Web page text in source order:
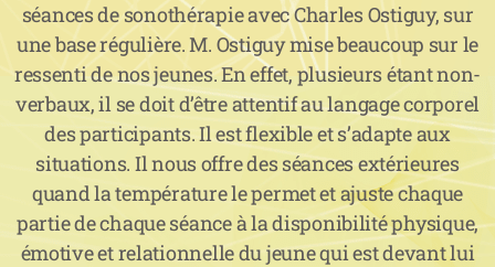
séances de sonothérapie avec Charles Ostiguy, sur
une base régulière. M. Ostiguy mise beaucoup sur le
ressenti de nos jeunes. En effet, plusieurs étant non-
verbaux, il se doit d’être attentif au langage corporel
des participants. Il est flexible et s’adapte aux
situations. Il nous offre des séances extérieures
quand la température le permet et ajuste chaque
partie de chaque séance à la disponibilité physique,
émotive et relationnelle du jeune qui est devant lui